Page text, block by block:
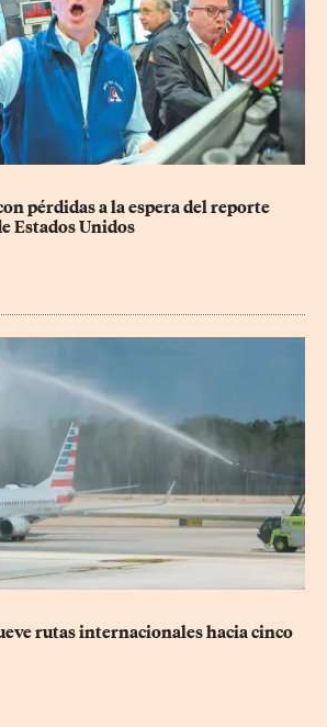
pérdidas a la espera del reporte
Estados Unidos
rutas internacionales hacia cinco